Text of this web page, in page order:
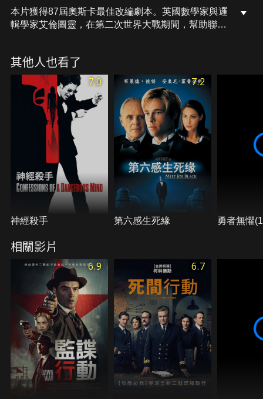
本片獲得87屆奧斯卡最佳改編劇本。英國數學家與邏
輯學家艾倫圖靈，在第二次世界大戰期間，幫助聯軍
其他人也看了
7.0
神經殺手
7.2
第六感生死緣 勇者無懼
相關影片
6.9 6.7